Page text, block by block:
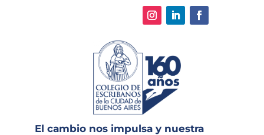
El cambio nos impulsa y nuestra